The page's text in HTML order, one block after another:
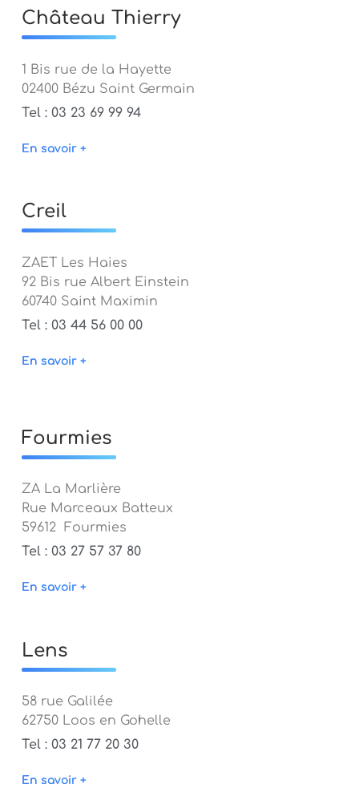
Château Thierry
1 Bis rue de la Hayette
02400 Bézu Saint Germain
Tel : 03 23 69 99 94
En savoir +
Creil
ZAET Les Haies
92 Bis rue Albert Einstein
60740 Saint Maximin
Tel : 03 44 56 00 00
En savoir +
Fourmies
ZA La Marlière
Rue Marceaux Batteux
59612 Fourmies
Tel : 03 27 57 37 80
En savoir +
Lens
58 rue Galilée
62750 Loos en Gohelle
Tel : 03 21 77 20 30
En savoir +